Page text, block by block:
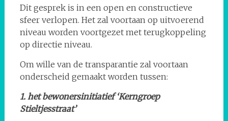
Dit gesprek is in een open en constructieve
sfeer verlopen. Het zal voortaan op uitvoerend
niveau worden voortgezet met terugkoppeling
op directie niveau.
Om wille van de transparantie zal voortaan
onderscheid gemaakt worden tussen:
1. het bewonersinitiatief ‘Kerngroep
Stieltjesstraat’